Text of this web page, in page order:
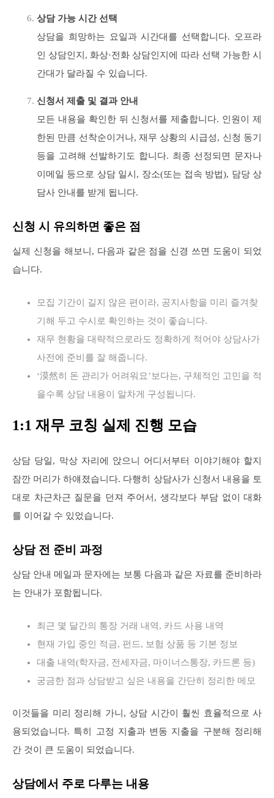
상담 가능 시간 선택
상담을 희망하는 요일과 시간대를 선택합니다. 오프라
인 상담인지, 화상·전화 상담인지에 따라 선택 가능한 시
간대가 달라질 수 있습니다.
신청서 제출 및 결과 안내
모든 내용을 확인한 뒤 신청서를 제출합니다. 인원이 제
한된 만큼 선착순이거나, 재무 상황의 시급성, 신청 동기
등을 고려해 선발하기도 합니다. 최종 선정되면 문자나
이메일 등으로 상담 일시, 장소(또는 접속 방법), 담당 상
담사 안내를 받게 됩니다.
신청 시 유의하면 좋은 점
실제 신청을 해보니, 다음과 같은 점을 신경 쓰면 도움이 되었
습니다.
모집 기간이 길지 않은 편이라, 공지사항을 미리 즐겨찾
기해 두고 수시로 확인하는 것이 좋습니다.
재무 현황을 대략적으로라도 정확하게 적어야 상담사가
사전에 준비를 잘 해줍니다.
‘漠然히 돈 관리가 어려워요’보다는, 구체적인 고민을 적
을수록 상담 내용이 알차게 구성됩니다.
1:1 재무 코칭 실제 진행 모습
상담 당일, 막상 자리에 앉으니 어디서부터 이야기해야 할지
잠깐 머리가 하얘졌습니다. 다행히 상담사가 신청서 내용을 토
대로 차근차근 질문을 던져 주어서, 생각보다 부담 없이 대화
를 이어갈 수 있었습니다.
상담 전 준비 과정
상담 안내 메일과 문자에는 보통 다음과 같은 자료를 준비하라
는 안내가 포함됩니다.
최근 몇 달간의 통장 거래 내역, 카드 사용 내역
현재 가입 중인 적금, 펀드, 보험 상품 등 기본 정보
대출 내역(학자금, 전세자금, 마이너스통장, 카드론 등)
궁금한 점과 상담받고 싶은 내용을 간단히 정리한 메모
이것들을 미리 정리해 가니, 상담 시간이 훨씬 효율적으로 사
용되었습니다. 특히 고정 지출과 변동 지출을 구분해 정리해
간 것이 큰 도움이 되었습니다.
상담에서 주로 다루는 내용